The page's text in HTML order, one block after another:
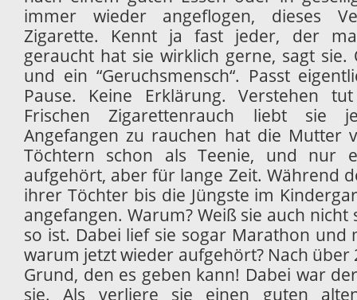
immer wieder angeflogen, dieses
Zigarette. Kennt ja fast jeder, der
geraucht hat sie wirklich gerne, sagt
und ein “Geruchsmensch“. Passt
Pause. Keine Erklärung. Verstehen
Frischen Zigarettenrauch liebt sie
Angefangen zu rauchen hat die Mutter
Töchtern schon als Teenie, und nur
aufgehört, aber für lange Zeit. Während
ihrer Töchter bis die Jüngste im
angefangen. Warum? Weiß sie auch nicht
so ist. Dabei lief sie sogar Marathon und
warum jetzt wieder aufgehört? Nach über
Grund, den es geben kann! Dabei war
sie. Als verliere sie einen guten